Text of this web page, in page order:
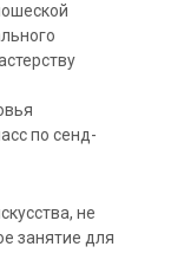
по сенд-
не
занятие для